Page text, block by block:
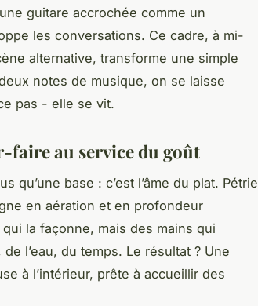
guitare accrochée comme un
les conversations. Ce cadre, à mi-
alternative, transforme une simple
notes de musique, on se laisse
pas - elle se vit.
faire au service du goût
qu’une base : c’est l’âme du plat. Pétrie
en aération et en profondeur
la façonne, mais des mains qui
l’eau, du temps. Le résultat ? Une
à l’intérieur, prête à accueillir des